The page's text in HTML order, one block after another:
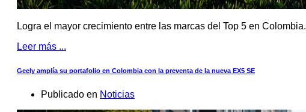
Logra el mayor crecimiento entre las marcas del Top 5 en Colombia.
Leer más ...
Geely amplía su portafolio en Colombia con la preventa de la nueva EX5 SE
Publicado en Noticias